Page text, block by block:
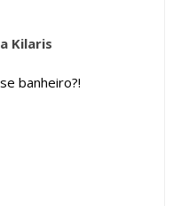
Kilaris
banheiro?!